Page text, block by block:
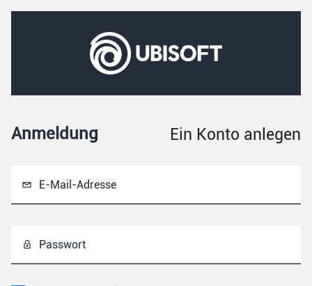
Anmeldung Ein Konto anlegen
E-Mail-Adresse
Passwort